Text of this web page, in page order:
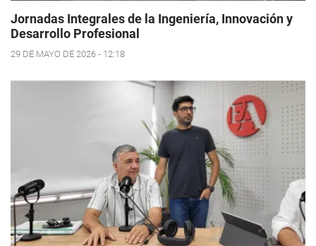
Jornadas Integrales de la Ingeniería, Innovación y
Desarrollo Profesional
29 DE MAYO DE 2026 - 12:18